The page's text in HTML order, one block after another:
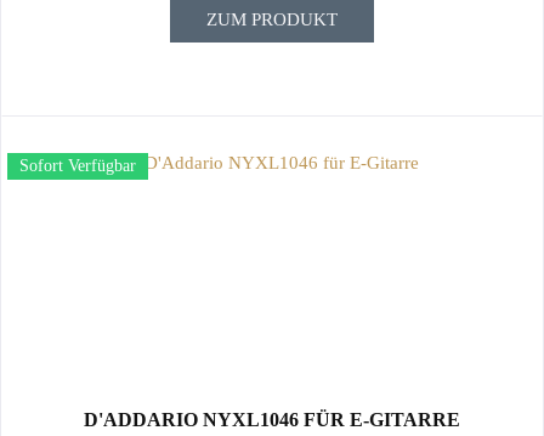
ZUM PRODUKT
Sofort Verfügbar
D'ADDARIO NYXL1046 FÜR E-GITARRE